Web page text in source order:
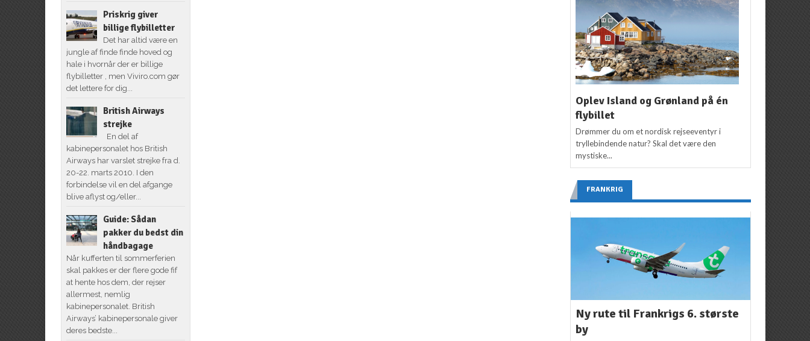
Priskrig giver
billige flybilletter
Det har altid være en
jungle af finde finde hoved og
hale i hvornår der er billige
flybilletter , men Viviro.com gør
det lettere for dig...
British Airways
strejke
En del af
kabinepersonalet hos British
Airways har varslet strejke fra d.
20-22. marts 2010. I den
forbindelse vil en del afgange
blive aflyst og/eller...
Guide: Sådan
pakker du bedst din
håndbagage
Når kufferten til sommerferien
skal pakkes er der flere gode fif
at hente hos dem, der rejser
allermest, nemlig
kabinepersonalet. British
Airways’ kabinepersonale giver
deres bedste...
Oplev Island og Grønland på én
flybillet
Drømmer du om et nordisk rejseeventyr i
tryllebindende natur? Skal det være den
mystiske...
FRANKRIG
Ny rute til Frankrigs 6. største
by